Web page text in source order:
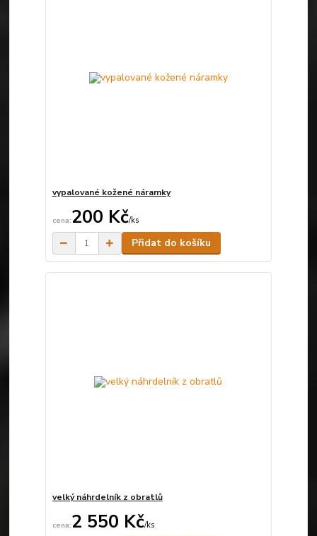
vypalované kožené náramky
200 Kč/ks
Přidat do košíku
velký náhrdelník z obratlů
2 550 Kč/ks